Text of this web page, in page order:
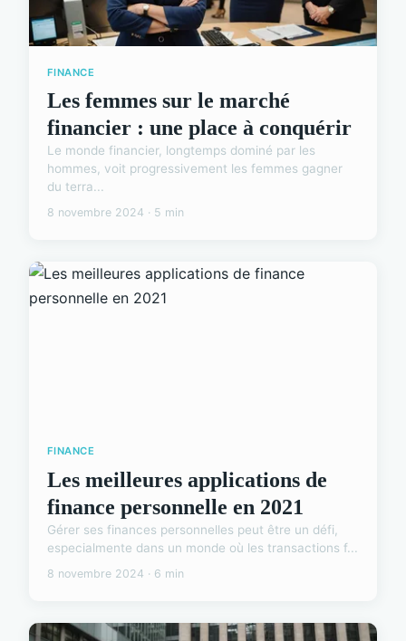
FINANCE
Les femmes sur le marché
financier : une place à conquérir
Le monde financier, longtemps dominé par les
hommes, voit progressivement les femmes gagner
du terra...
8 novembre 2024 · 5 min
FINANCE
Les meilleures applications de
finance personnelle en 2021
Gérer ses finances personnelles peut être un défi,
especialmente dans un monde où les transactions f...
8 novembre 2024 · 6 min